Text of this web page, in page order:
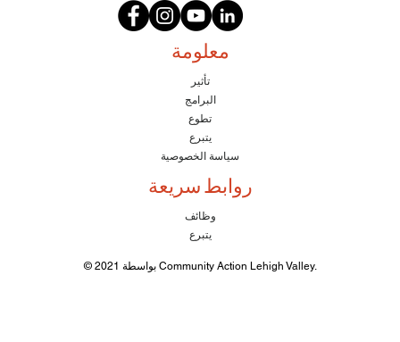
معلومة
تأثير
البرامج
تطوع
يتبرع
سياسة الخصوصية
روابط سريعة
وظائف
يتبرع
© 2021 بواسطة Community Action Lehigh Valley.